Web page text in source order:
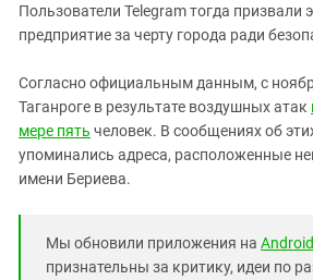
Пользователи Telegram тогда призвали
предприятие за черту города ради
Согласно официальным данным, с
Таганроге в результате воздушных атак
мере пять человек. В сообщениях об
упоминались адреса, расположенные
имени Бериева.
Мы обновили приложения на Android
признательны за критику, идеи по